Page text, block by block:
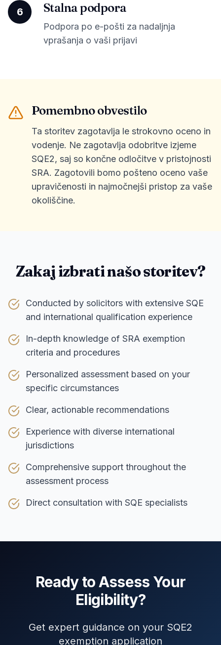
6 Stalna podpora
Podpora po e-pošti za nadaljnja
vprašanja o vaši prijavi
Pomembno obvestilo
Ta storitev zagotavlja le strokovno oceno in
vodenje. Ne zagotavlja odobritve izjeme
SQE2, saj so končne odločitve v pristojnosti
SRA. Zagotovili bomo pošteno oceno vaše
upravičenosti in najmočnejši pristop za vaše
okoliščine.
Zakaj izbrati našo storitev?
Conducted by solicitors with extensive SQE
and international qualification experience
In-depth knowledge of SRA exemption
criteria and procedures
Personalized assessment based on your
specific circumstances
Clear, actionable recommendations
Experience with diverse international
jurisdictions
Comprehensive support throughout the
assessment process
Direct consultation with SQE specialists
Ready to Assess Your
Eligibility?
Get expert guidance on your SQE2
exemption application